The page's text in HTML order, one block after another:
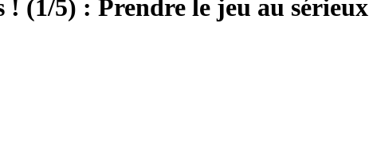
! (1/5) : Prendre le jeu au sérieux